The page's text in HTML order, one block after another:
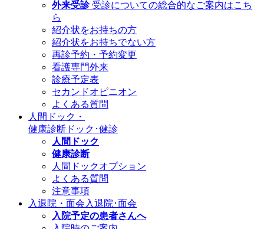
外来受診 受診についての総合的なご案内はこち
ら
紹介状をお持ちの方
紹介状をお持ちでない方
再診予約・予約変更
看護専門外来
診療予定表
セカンドオピニオン
よくある質問
人間ドック・
健康診断 ドック･健診
人間ドック
健康診断
人間ドックオプション
よくある質問
注意事項
入退院・面会 入退院･面会
入院予定の患者さんへ